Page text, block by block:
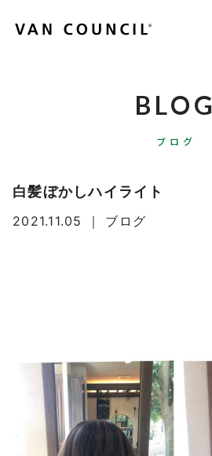
BLOG
ブログ
白髪ぼかしハイライト
2021.11.05 ｜ ブログ